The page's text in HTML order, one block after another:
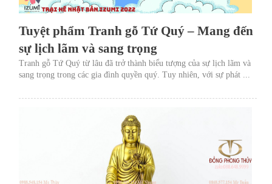
Tuyệt phẩm Tranh gỗ Tứ Quý – Mang đến
sự lịch lãm và sang trọng
Tranh gỗ Tứ Quý từ lâu đã trở thành biểu tượng của sự lịch lãm và
sang trọng trong các gia đình quyền quý. Tuy nhiên, với sự phát ...